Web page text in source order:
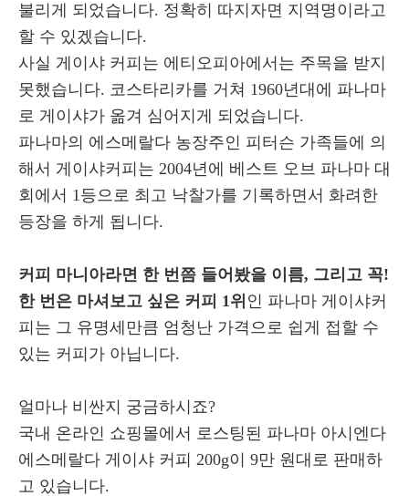
불리게 되었습니다. 정확히 따지자면 지역명이라고
할 수 있겠습니다.
사실 게이샤 커피는 에티오피아에서는 주목을 받지
못했습니다. 코스타리카를 거쳐 1960년대에 파나마
로 게이샤가 옮겨 심어지게 되었습니다.
파나마의 에스메랄다 농장주인 피터슨 가족들에 의
해서 게이샤커피는 2004년에 베스트 오브 파나마 대
회에서 1등으로 최고 낙찰가를 기록하면서 화려한
등장을 하게 됩니다.
커피 마니아라면 한 번쯤 들어봤을 이름, 그리고 꼭!
한 번은 마셔보고 싶은 커피 1위 인 파나마 게이샤커
피는 그 유명세만큼 엄청난 가격으로 쉽게 접할 수
있는 커피가 아닙니다.
얼마나 비싼지 궁금하시죠?
국내 온라인 쇼핑몰에서 로스팅된 파나마 아시엔다
에스메랄다 게이샤 커피 200g이 9만 원대로 판매하
고 있습니다.